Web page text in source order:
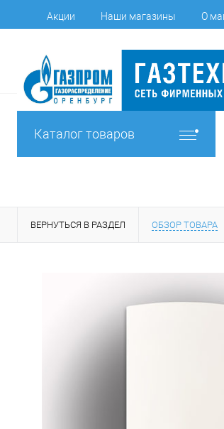
Акции Наши магазины О
Каталог товаров
ВЕРНУТЬСЯ В РАЗДЕЛ ОБЗОР ТОВАРА